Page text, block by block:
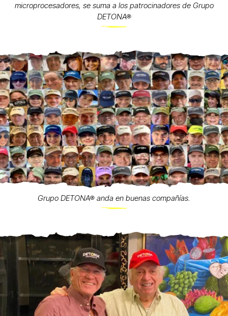
microprocesadores, se suma a los patrocinadores de Grupo
DETONA®
Grupo DETONA® anda en buenas compañías.